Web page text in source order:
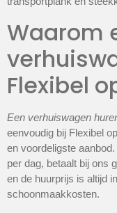
Waarom
Flexibel
Een verhuiswagen
eenvoudig bij Flexibel
en voordeligste
per dag, betaalt bij ons
en de huurprijs is altijd
schoonmaakkosten.